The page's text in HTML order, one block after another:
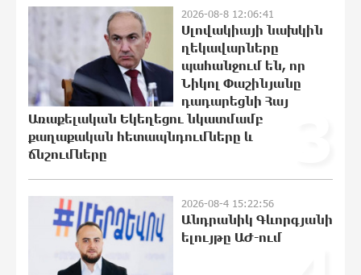
Մեր ուժը մեր աշխատակիցներն են.
ԶՊՄԿ
10:12:09 8-08-2026
«Պատմական հիշողությունը չի
կարելի քաղաքականություն
դարձնել». Կարպիս Փաշոյան
Երևանի և մարզերի տասնյակ
հասցեներում օգոստոսի 10-ին, 11-ին,
12-ին և 13-ին գազ չի լինելու
2026-08-8 12:06:41
Սլովակիայի նախկին
ղեկավարները
պահանջում են, որ
Նիկոլ Փաշինյանը
դադարեցնի Հայ
Առաքելական Եկեղեցու նկատմամբ
քաղաքական հետապնդումները և
ճնշումները
2026-08-4 15:22:56
Անդրանիկ Գևորգյանի
ելույթը ԱԺ-ում